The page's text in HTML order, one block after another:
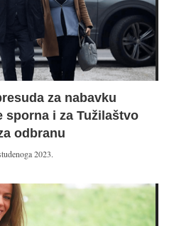
za nabavku
sporna i za Tužilaštvo
odbranu
2023.